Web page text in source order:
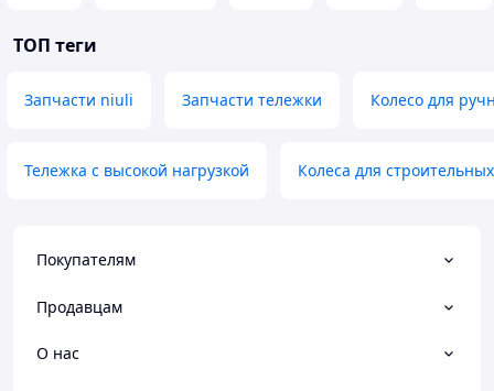
ТОП теги
Запчасти niuli Запчасти тележки Колесо для
Тележка с высокой нагрузкой Колеса для
Покупателям
Продавцам
О нас